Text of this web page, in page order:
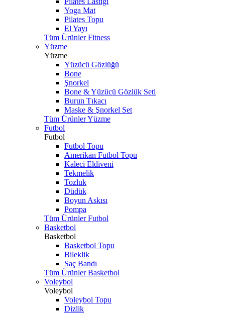
Yoga Mat
Pilates Topu
El Yayı
Tüm Ürünler Fitness
Yüzme
Yüzme
Yüzücü Gözlüğü
Bone
Şnorkel
Bone & Yüzücü Gözlük Seti
Burun Tıkacı
Maske & Şnorkel Set
Tüm Ürünler Yüzme
Futbol
Futbol
Futbol Topu
Amerikan Futbol Topu
Kaleci Eldiveni
Tekmelik
Tozluk
Düdük
Boyun Askısı
Pompa
Tüm Ürünler Futbol
Basketbol
Basketbol
Basketbol Topu
Bileklik
Saç Bandı
Tüm Ürünler Basketbol
Voleybol
Voleybol
Voleybol Topu
Dizlik